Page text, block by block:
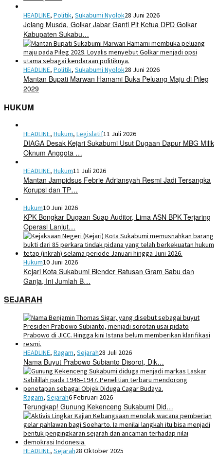
HEADLINE, Politik, Sukabumi Nyolok28 Juni 2026
Jelang Musda, Golkar Jabar Ganti Plt Ketua DPD Golkar
Kabupaten Sukabu…
HEADLINE, Politik, Sukabumi Nyolok28 Juni 2026
Mantan Bupati Marwan Hamami Buka Peluang Maju di Pileg
2029
HUKUM
HEADLINE, Hukum, Legislatif11 Juli 2026
DIAGA Desak Kejari Sukabumi Usut Dugaan Dapur MBG Milik
Oknum Anggota …
HEADLINE, Hukum11 Juli 2026
Mantan Jampidsus Febrie Adriansyah Resmi Jadi Tersangka
Korupsi dan TP…
Hukum10 Juni 2026
KPK Bongkar Dugaan Suap Auditor, Lima ASN BPK Terjaring
Operasi Lanjut…
Hukum10 Juni 2026
Kejari Kota Sukabumi Blender Ratusan Gram Sabu dan
Ganja, Ini Jumlah B…
SEJARAH
HEADLINE, Ragam, Sejarah28 Juli 2026
Nama Buyut Prabowo Subianto Disorot, Dik…
Ragam, Sejarah6 Februari 2026
Terungkap! Gunung Kekenceng Sukabumi Did…
HEADLINE, Sejarah28 Oktober 2025